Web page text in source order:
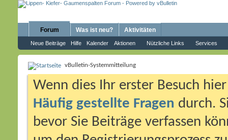
Forum
Neue Beiträge Hilfe Kalender Aktionen Nützliche Links Services
Was ist neu? Aktivitäten
vBulletin-Systemmitteilung
Wenn dies Ihr erster Besuch
Häufig gestellte Fragen durch.
bevor Sie Beiträge verfassen